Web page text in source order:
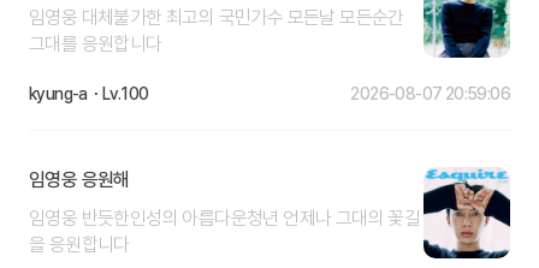
과 속마음도 공개한다.디지털 콘텐츠도 순차적으로 공개
한다. 임영웅이 지난 10년간의 활동을 돌아보는 영상부
이야기를 나누는 인터뷰 등이 마련됐다. 관련 콘텐츠는
데뷔한 임영웅은 2020년 ‘미스터 트롯’에서 진(眞)을 차
물론 공연에서도 꾸준한 성과를 이어왔다.데뷔 10주년
에도 티켓 파워는 여전하다. 9월 4일부터 고양종합운동
완벽한 케미를 자랑한다.한편 임영웅은 내달 콘서트로
팬들을 만난다. 임영웅의 'IM HERO - THE STADIUM
2'는 오는 9월 4일부터 3일간 고양종합운동장 주경기장
에서 열린다. 임영웅은 콘서트 티켓을 예매 오픈할 때마
처. 스타뉴스 | 김미화 기자
임영웅 대체불가한 최고의 국민가수 모든날 모든순간
그대를 응원합니다
kyung-a 100 2026-08-07 20:59:06
임영웅 응원해
임영웅 반듯한인성의 아름다운청년 언제나 그대의 꽃길
을 응원합니다